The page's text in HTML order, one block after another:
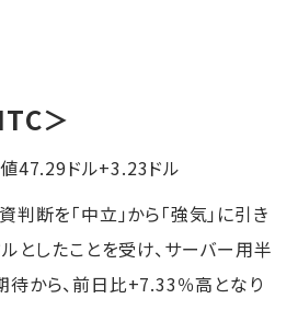
＞
ドル+3.23ドル
断を「中立」から「強気」に引き
としたことを受け、サーバー用半
から、前日比+7.33％高となり